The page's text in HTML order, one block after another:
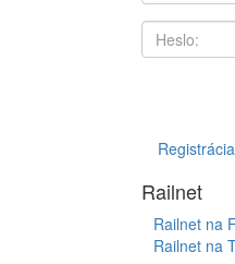
Railnet
Railnet na
Railnet na